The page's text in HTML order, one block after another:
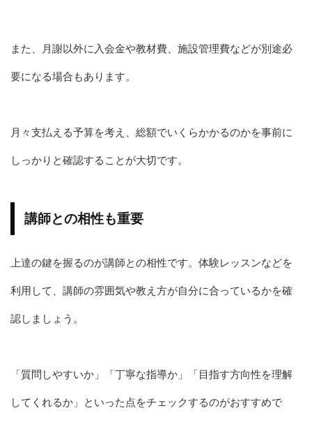
また、月謝以外に入会金や教材費、施設管理費などが別途必
要になる場合もあります。
月々支払える予算を考え、総額でいくらかかるのかを事前に
しっかりと確認することが大切です。
講師との相性も重要
上達の鍵を握るのが講師との相性です。体験レッスンなどを
利用して、講師の雰囲気や教え方が自分に合っているかを確
認しましょう。
「質問しやすいか」「丁寧な指導か」「目指す方向性を理解
してくれるか」といった点をチェックするのがおすすめで